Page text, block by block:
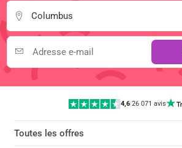
Columbus
4,6 |26 071 avis
Toutes les offres